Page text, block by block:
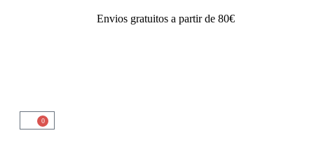
Envios gratuitos a partir de 80€
0